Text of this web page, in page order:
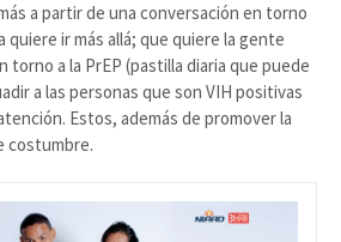
a partir de una conversación en torno
quiere ir más allá; que quiere la gente
torno a la PrEP (pastilla diaria que puede
a las personas que son VIH positivas
Estos, además de promover la
costumbre.